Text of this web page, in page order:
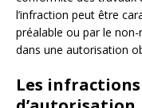
l’infraction peut être
préalable ou par le
dans une autorisation
Les infractions